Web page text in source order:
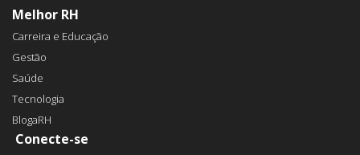
Melhor RH
Carreira e Educação
Gestão
Saúde
Tecnologia
BlogaRH
Conecte-se